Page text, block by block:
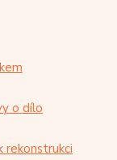
o dílo